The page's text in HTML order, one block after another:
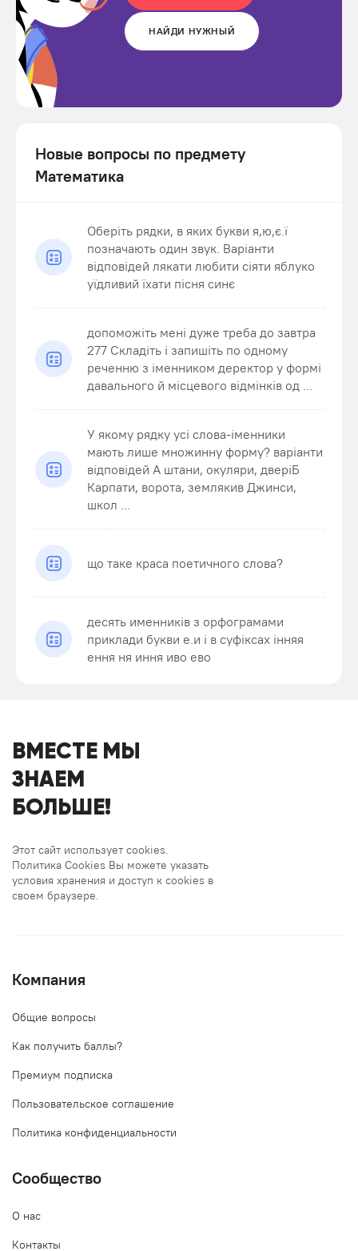
НАЙДИ НУЖНЫЙ
Новые вопросы по предмету
Математика
Оберіть рядки, в яких букви я,ю,є.ї
позначають один звук. Варіанти
відповідей лякати любити сіяти яблуко
уїдливий їхати пісня синє
допоможіть мені дуже треба до завтра
277 Складіть і запишіть по одному
реченню з іменником деректор у формі
давального й місцевого відмінків од ...
У якому рядку усі слова-іменники
мають лише множинну форму? варіанти
відповідей А штани, окуляри, дверіБ
Карпати, ворота, землякив Джинси,
школ ...
що таке краса поетичного слова?
десять именників з орфограмами
приклади букви е.и і в суфіксах інняя
ення ня иння иво ево
ВМЕСТЕ МЫ
ЗНАЕМ
БОЛЬШЕ!
Этот сайт использует cookies.
Политика Cookies Вы можете указать
условия хранения и доступ к cookies в
своем браузере.
Компания
Общие вопросы
Как получить баллы?
Премиум подписка
Пользовательское соглашение
Политика конфиденциальности
Сообщество
О нас
Контакты